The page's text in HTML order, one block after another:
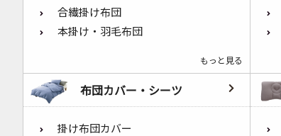
合繊掛け布団
本掛け・羽毛布団
もっと見る
布団カバー・シーツ
掛け布団カバー